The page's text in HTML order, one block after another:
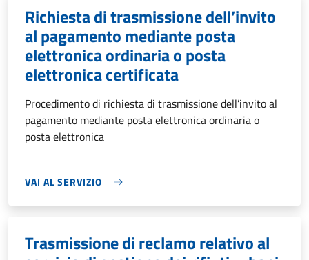
Richiesta di trasmissione dell’invito
al pagamento mediante posta
elettronica ordinaria o posta
elettronica certificata
Procedimento di richiesta di trasmissione dell’invito al
pagamento mediante posta elettronica ordinaria o
posta elettronica
VAI AL SERVIZIO
Trasmissione di reclamo relativo al